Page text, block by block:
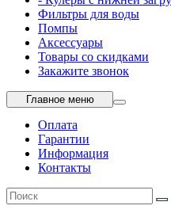
Фильтры для воды
Помпы
Аксессуары
Товары со скидками
Закажите звонок
Главное меню
Оплата
Гарантии
Информация
Контакты